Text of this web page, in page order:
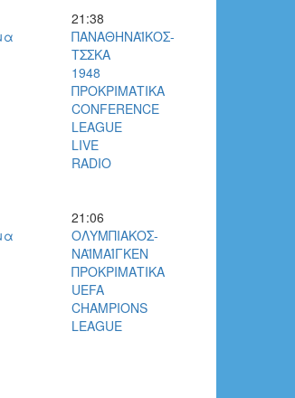
21:38
ΠΑΝΑΘΗΝΑΪΚΟΣ-
ΤΣΣΚΑ
1948
ΠΡΟΚΡΙΜΑΤΙΚΑ
CONFERENCE
LEAGUE
LIVE
RADIO
21:06
ΟΛΥΜΠΙΑΚΟΣ-
ΝΑΪΜΑΊΓΚΕΝ
ΠΡΟΚΡΙΜΑΤΙΚΑ
UEFA
CHAMPIONS
LEAGUE